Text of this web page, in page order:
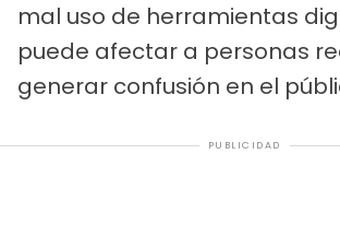
mal uso de herramientas
puede afectar a personas
generar confusión en el
PUBLICIDAD